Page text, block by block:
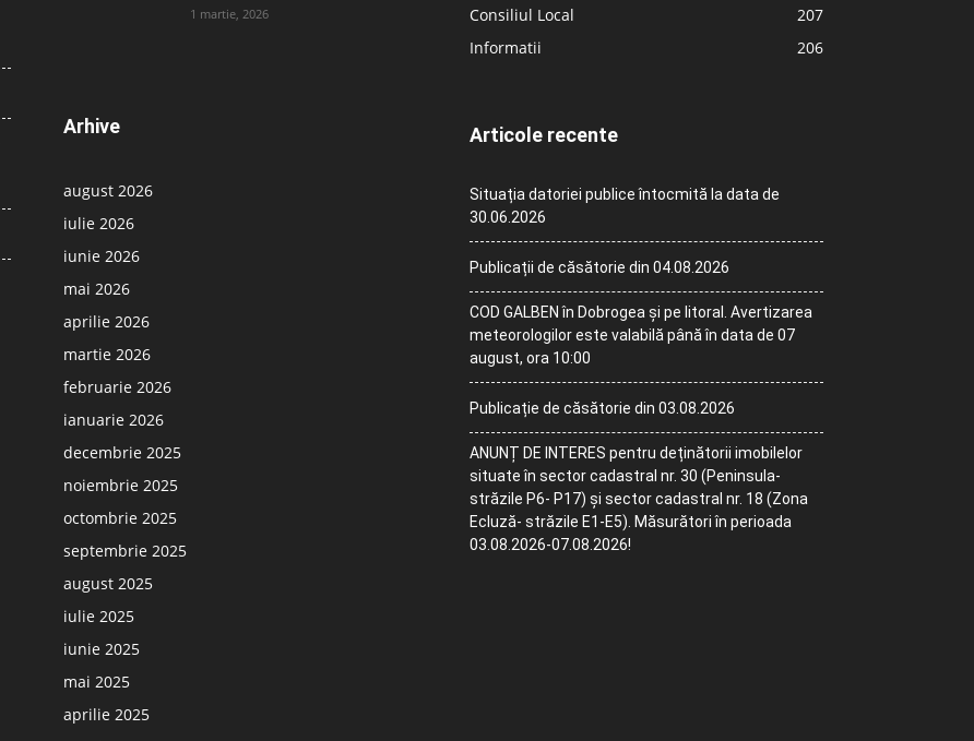
1 martie, 2026
Arhive
august 2026
iulie 2026
iunie 2026
mai 2026
aprilie 2026
martie 2026
februarie 2026
ianuarie 2026
decembrie 2025
noiembrie 2025
octombrie 2025
septembrie 2025
august 2025
iulie 2025
iunie 2025
mai 2025
aprilie 2025
Consiliul Local
207
Informatii
206
Articole recente
Situația datoriei publice întocmită la data de
30.06.2026
Publicații de căsătorie din 04.08.2026
COD GALBEN în Dobrogea și pe litoral. Avertizarea
meteorologilor este valabilă până în data de 07
august, ora 10:00
Publicație de căsătorie din 03.08.2026
ANUNȚ DE INTERES pentru deținătorii imobilelor
situate în sector cadastral nr. 30 (Peninsula-
străzile P6- P17) și sector cadastral nr. 18 (Zona
Ecluză- străzile E1-E5). Măsurători în perioada
03.08.2026-07.08.2026!